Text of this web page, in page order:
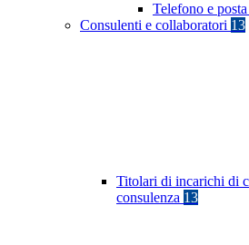
Telefono e
Consulenti e collaboratori 13
Titolari di incarichi di
consulenza 13